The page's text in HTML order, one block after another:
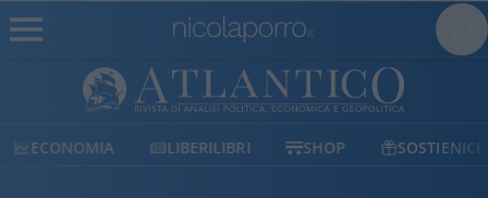
ECONOMIA LIBERILIBRI SHOP SOSTIENICI